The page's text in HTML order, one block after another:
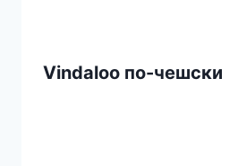
Vindaloo по-чешски